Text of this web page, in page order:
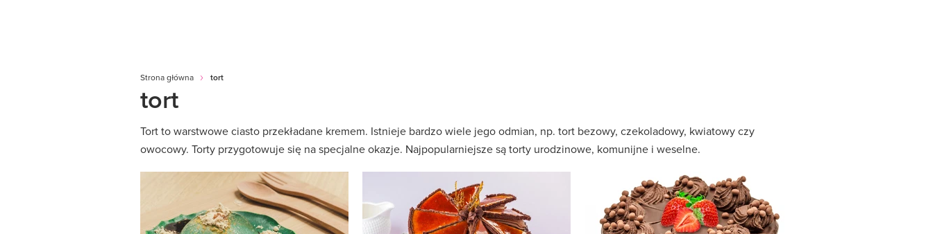
Strona główna tort
tort
Tort to warstwowe ciasto przekładane kremem. Istnieje bardzo wiele jego odmian, np. tort bezowy, czekoladowy, kwiatowy czy
owocowy. Torty przygotowuje się na specjalne okazje. Najpopularniejsze są torty urodzinowe, komunijne i weselne.